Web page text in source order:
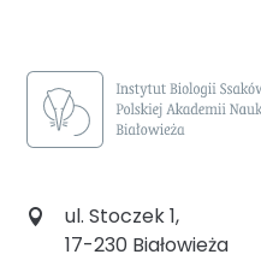
ul. Stoczek 1,
17-230 Białowieża